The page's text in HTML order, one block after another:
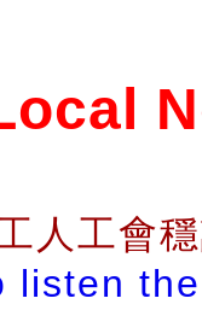
人工會